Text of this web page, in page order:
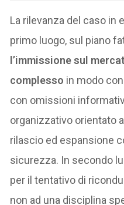
La rilevanza del caso in
primo luogo, sul piano
l’immissione sul
complesso in modo
con omissioni
organizzativo orientato
rilascio ed espansione
sicurezza. In secondo
per il tentativo di
non ad una disciplina